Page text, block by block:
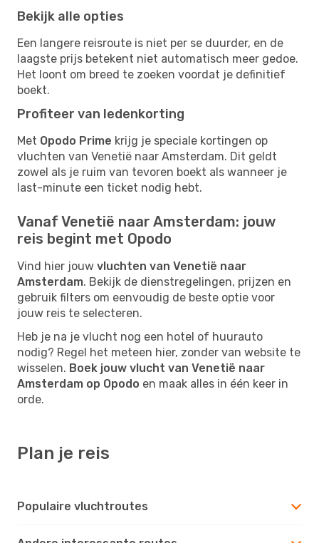
Bekijk alle opties
Een langere reisroute is niet per se duurder, en de
laagste prijs betekent niet automatisch meer gedoe.
Het loont om breed te zoeken voordat je definitief
boekt.
Profiteer van ledenkorting
Met Opodo Prime krijg je speciale kortingen op
vluchten van Venetië naar Amsterdam. Dit geldt
zowel als je ruim van tevoren boekt als wanneer je
last-minute een ticket nodig hebt.
Vanaf Venetië naar Amsterdam: jouw
reis begint met Opodo
Vind hier jouw vluchten van Venetië naar
Amsterdam. Bekijk de dienstregelingen, prijzen en
gebruik filters om eenvoudig de beste optie voor
jouw reis te selecteren.
Heb je na je vlucht nog een hotel of huurauto
nodig? Regel het meteen hier, zonder van website te
wisselen. Boek jouw vlucht van Venetië naar
Amsterdam op Opodo en maak alles in één keer in
orde.
Plan je reis
Populaire vluchtroutes